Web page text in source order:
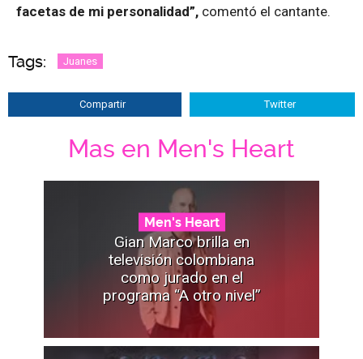
facetas de mi personalidad”, comentó el cantante.
Tags: Juanes
Compartir Twitter
Mas en Men's Heart
Men's Heart
Gian Marco brilla en
televisión colombiana
como jurado en el
programa “A otro nivel”